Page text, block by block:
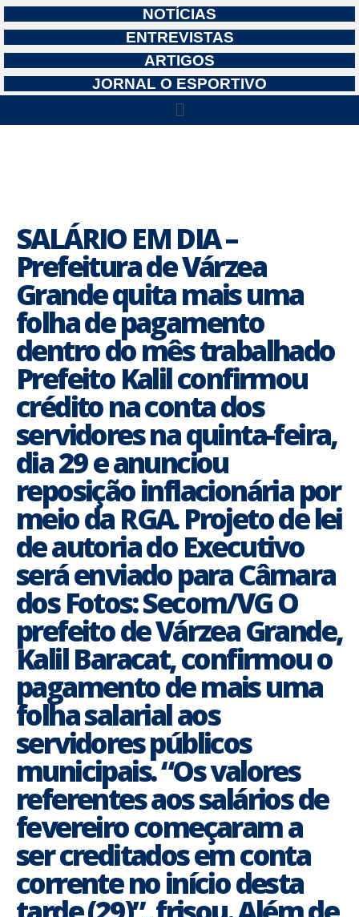
NOTÍCIAS
ENTREVISTAS
ARTIGOS
JORNAL O ESPORTIVO
SALÁRIO EM DIA –
Prefeitura de Várzea
Grande quita mais uma
folha de pagamento
dentro do mês trabalhado
Prefeito Kalil confirmou
crédito na conta dos
servidores na quinta-feira,
dia 29 e anunciou
reposição inflacionária por
meio da RGA. Projeto de lei
de autoria do Executivo
será enviado para Câmara
dos Fotos: Secom/VG O
prefeito de Várzea Grande,
Kalil Baracat, confirmou o
pagamento de mais uma
folha salarial aos
servidores públicos
municipais. “Os valores
referentes aos salários de
fevereiro começaram a
ser creditados em conta
corrente no início desta